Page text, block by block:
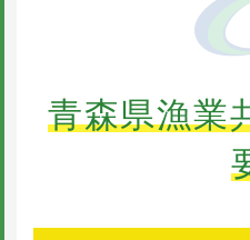
パンフレット
青森県漁業